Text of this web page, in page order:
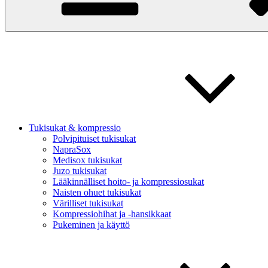
Tukisukat & kompressio
Polvipituiset tukisukat
NapraSox
Medisox tukisukat
Juzo tukisukat
Lääkinnälliset hoito- ja kompressiosukat
Naisten ohuet tukisukat
Värilliset tukisukat
Kompressiohihat ja -hansikkaat
Pukeminen ja käyttö